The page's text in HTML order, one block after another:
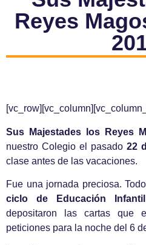
Reyes
Sus Majestades los Reyes
nuestro Colegio el pasado 22
clase antes de las vacaciones.
Fue una jornada preciosa.
ciclo de Educación
depositaron las cartas que
peticiones para la noche del 6